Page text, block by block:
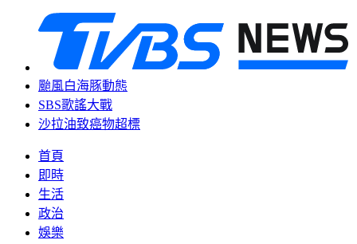
颱風白海豚動態
SBS歌謠大戰
沙拉油致癌物超標
首頁
即時
生活
政治
娛樂